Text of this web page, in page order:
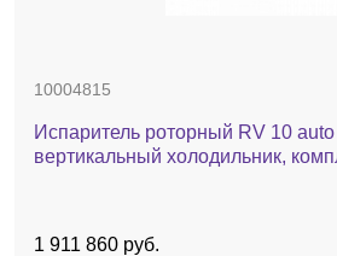
10004815
Испаритель роторный RV 10 auto
вертикальный холодильник,
1 911 860 руб.